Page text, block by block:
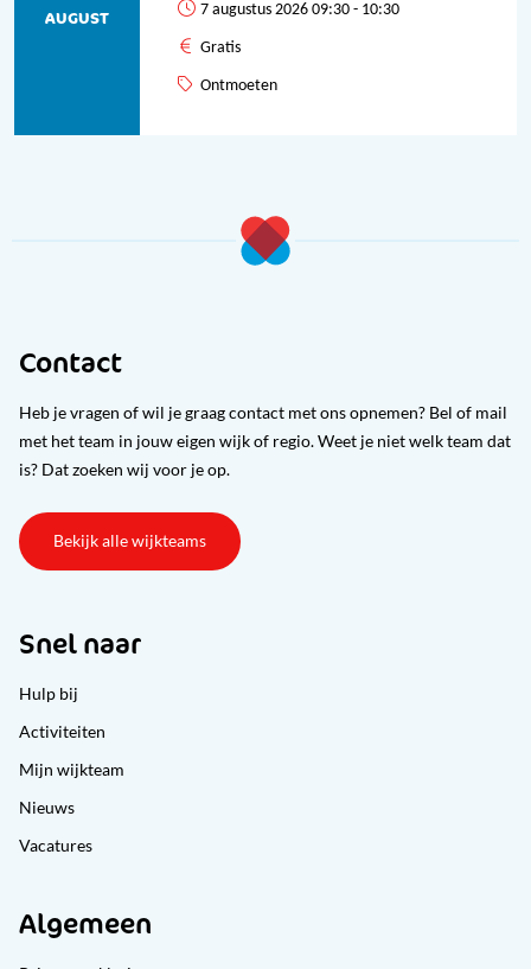
AUGUST 7 augustus 2026 09:30 - 10:30
Gratis
Ontmoeten
Contact
Heb je vragen of wil je graag contact met ons opnemen? Bel of mail
met het team in jouw eigen wijk of regio. Weet je niet welk team dat
is? Dat zoeken wij voor je op.
Bekijk alle wijkteams
Snel naar
Hulp bij
Activiteiten
Mijn wijkteam
Nieuws
Vacatures
Algemeen